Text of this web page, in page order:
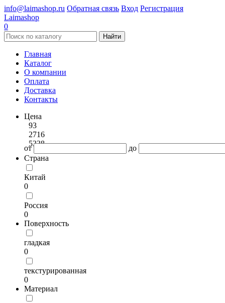
info@laimashop.ru Обратная связь Вход Регистрация
Laimashop
0
Найти
Главная
Каталог
О компании
Оплата
Доставка
Контакты
Цена
93
2716
5338
от
до
Страна
Китай
0
Россия
0
Поверхность
гладкая
0
текстурированная
0
Материал